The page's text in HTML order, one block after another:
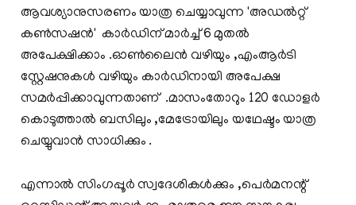
ആവശ്യാനുസരണം യാത്ര ചെയ്യാവുന്ന 'അഡല്‍റ്റ്
കണ്‍സഷന്‍' കാര്‍ഡിന് മാര്‍ച്ച്‌ 6 മുതല്‍
അപേക്ഷിക്കാം .ഓണ്‍ലൈന്‍ വഴിയും ,എംആര്‍ടി
സ്റ്റേഷനുകള്‍ വഴിയും കാര്‍ഡിനായി അപേക്ഷ
സമര്‍പ്പിക്കാവുന്നതാണ് .മാസംതോറും 120 ഡോളര്‍
കൊടുത്താല്‍ ബസിലും ,മേട്രോയിലും യഥേഷ്ടം യാത്ര
ചെയ്യുവാന്‍ സാധിക്കും .
എന്നാല്‍ സിംഗപ്പൂര്‍ സ്വദേശികള്‍ക്കും ,പെര്‍മനന്റ്